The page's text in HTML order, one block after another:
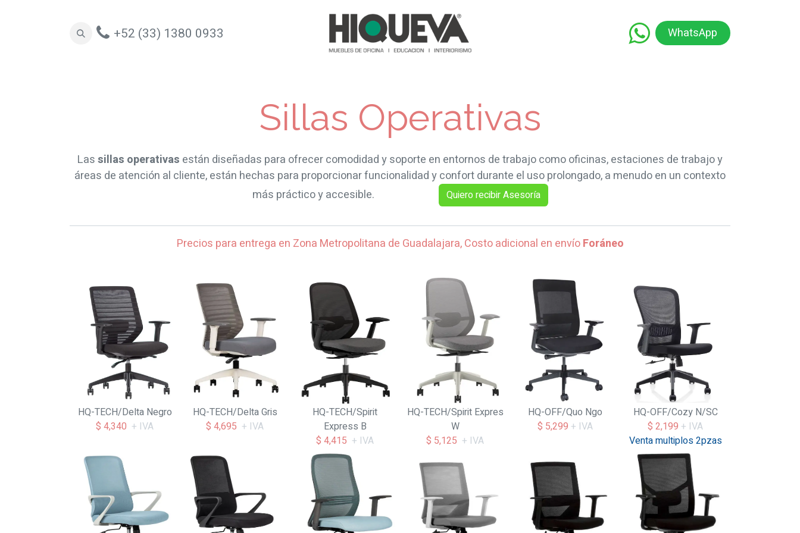
+52 (33) 1380 0933 WhatsApp
Sillas Operativas
Lassillas operativas están diseñadas para ofrecer comodidad y soporte en entornos de trabajo como oficinas, estaciones de trabajo y
áreas de atención al cliente, están hechas para proporcionar funcionalidad y confort durante el uso prolongado, a menudo en un contexto
más práctico y accesible.
Quiero recibir ​​​​​​Asesoría
Precios para entrega en Zona Metropolitana de Guadalajara, Costo adicional en envíoForáneo
HQ-TECH/Delta Negro
$ 4,340 + IVA
HQ-TECH/Delta Gris
$ 4,695 + IVA
HQ-TECH/Spirit
Express B
$ 4,415 + IVA
HQ-TECH/Spirit Expres
W
$ 5,125 + IVA
HQ-OFF/Cozy N/SC
$ 2,199 + IVA
Venta multiplos 2pzas
HQ-OFF/Quo Ngo
$ 5,299 + IVA